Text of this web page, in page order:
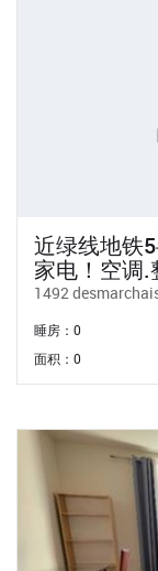
近绿线地铁
家电！空调.
1492
睡房：0
面积：0